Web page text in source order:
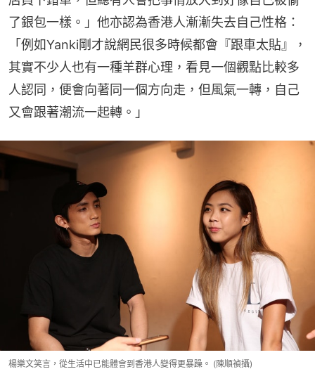
了銀包一樣。」他亦認為香港人漸漸失去自己性格：
「例如Yanki剛才說網民很多時候都會『跟車太貼』，
其實不少人也有一種羊群心理，看見一個觀點比較多
人認同，便會向著同一個方向走，但風氣一轉，自己
又會跟著潮流一起轉。」
楊樂文笑言，從生活中已能體會到香港人變得更暴躁。 (陳順禎攝)